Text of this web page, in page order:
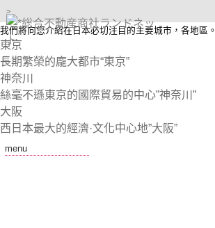
>
我們將向您介紹在日本必切注目的主要城市，各地區。
東京
長期繁榮的龐大都市“東京”
神奈川
絲毫不遜東京的國際貿易的中心”神奈川”
大阪
西日本最大的經濟·文化中心地”大阪”
menu